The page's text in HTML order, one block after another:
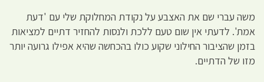
משה עברי שם את האצבע על נקודת המחלוקת שלי עם 'דעת
אמת'. לדעתי אין שום טעם ללכת ולנסות להחזיר דתיים למציאות
בזמן שהציבור החילוני שקוע כולו בהכחשה שהיא אפילו גרועה יותר
מזו של הדתיים.